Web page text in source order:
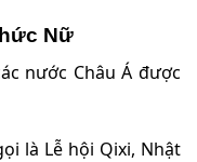
Nữ
nước Châu Á được
là Lễ hội Qixi, Nhật